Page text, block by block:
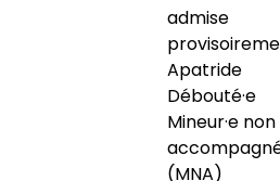
admise
Apatride
Débouté·e
Mineur·e non
(MNA)